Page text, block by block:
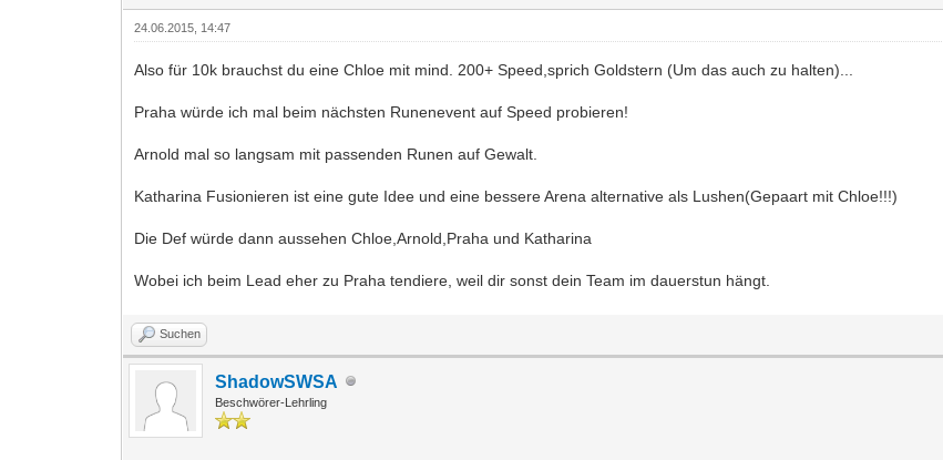
24.06.2015, 14:47
Also für 10k brauchst du eine Chloe mit mind. 200+ Speed,sprich Goldstern (Um das auch zu halten)...
Praha würde ich mal beim nächsten Runenevent auf Speed probieren!
Arnold mal so langsam mit passenden Runen auf Gewalt.
Katharina Fusionieren ist eine gute Idee und eine bessere Arena alternative als Lushen(Gepaart mit Chloe!!!)
Die Def würde dann aussehen Chloe,Arnold,Praha und Katharina
Wobei ich beim Lead eher zu Praha tendiere, weil dir sonst dein Team im dauerstun hängt.
Suchen
ShadowSWSA
Beschwörer-Lehrling